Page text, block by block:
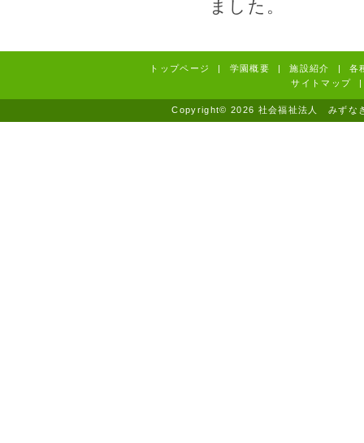
ました。
トップページ | 学園概要 | 施設紹介 |
各
サイトマップ
|
Copyright© 2026 社会福祉法人 み